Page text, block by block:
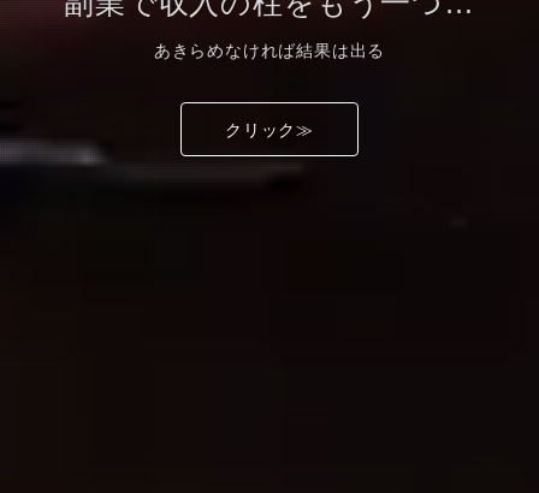
あきらめなければ結果は出る
クリック≫